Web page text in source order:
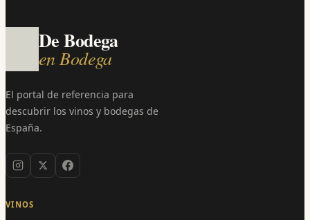
De Bodega
en Bodega
El portal de referencia para
descubrir los vinos y bodegas de
España.
VINOS